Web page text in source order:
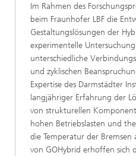
Im Rahmen des
beim Fraunhofer LBF die
Gestaltungslösungen der
experimentelle
unterschiedliche
und zyklischen
Expertise des Darmstädter
langjähriger Erfahrung der
von strukturellen
hohen Betriebslasten und
die Temperatur der Bremsen
von GOHybrid erhoffen sich